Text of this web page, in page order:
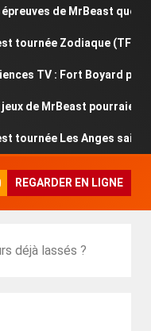
de MrBeast que vous
Zodiaque (TF1) ?
TV : Fort Boyard perd
de MrBeast pourraient
Les Anges saison
REGARDER EN LIGNE
déjà lassés ?